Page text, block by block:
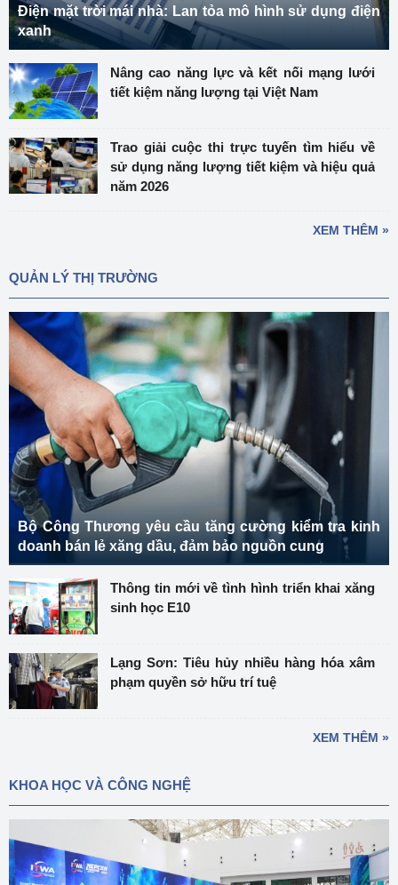
Điện mặt trời mái nhà: Lan tỏa mô hình sử dụng điện
xanh
Nâng cao năng lực và kết nối mạng lưới
tiết kiệm năng lượng tại Việt Nam
Trao giải cuộc thi trực tuyến tìm hiểu về
sử dụng năng lượng tiết kiệm và hiệu quả
năm 2026
XEM THÊM »
QUẢN LÝ THỊ TRƯỜNG
Bộ Công Thương yêu cầu tăng cường kiểm tra kinh
doanh bán lẻ xăng dầu, đảm bảo nguồn cung
Thông tin mới về tình hình triển khai xăng
sinh học E10
Lạng Sơn: Tiêu hủy nhiều hàng hóa xâm
phạm quyền sở hữu trí tuệ
XEM THÊM »
KHOA HỌC VÀ CÔNG NGHỆ